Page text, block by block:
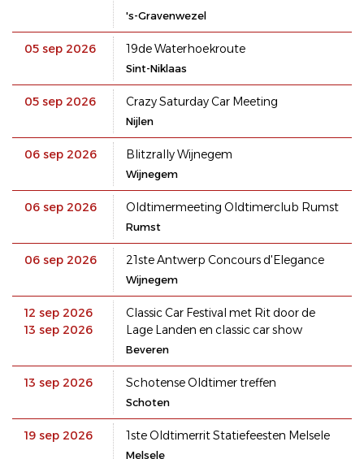
's-Gravenwezel
05 sep 2026 19de Waterhoekroute
Sint-Niklaas
05 sep 2026 Crazy Saturday Car Meeting
Nijlen
06 sep 2026 Blitzrally Wijnegem
Wijnegem
06 sep 2026 Oldtimermeeting Oldtimerclub Rumst
Rumst
06 sep 2026 21ste Antwerp Concours d'Elegance
Wijnegem
12 sep 2026
13 sep 2026
Classic Car Festival met Rit door de
Lage Landen en classic car show
Beveren
13 sep 2026 Schotense Oldtimer treffen
Schoten
19 sep 2026 1ste Oldtimerrit Statiefeesten Melsele
Melsele